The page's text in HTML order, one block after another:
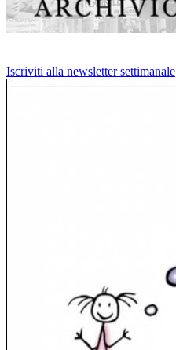
Iscriviti alla newsletter settimanale